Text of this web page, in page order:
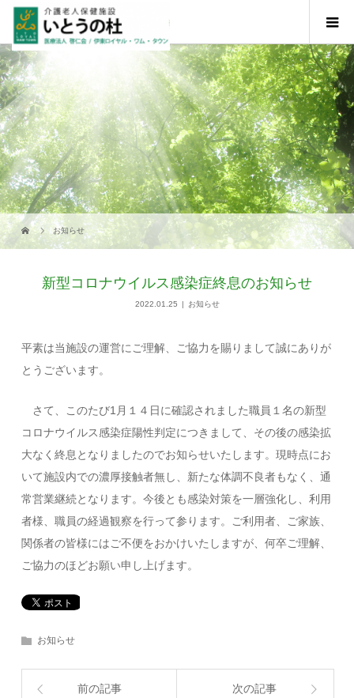
お知らせ
新型コロナウイルス感染症終息のお知らせ
2022.01.25 お知らせ
平素は当施設の運営にご理解、ご協力を賜りまして誠にありが
とうございます。
さて、このたび1月１４日に確認されました職員１名の新型
コロナウイルス感染症陽性判定につきまして、その後の感染拡
大なく終息となりましたのでお知らせいたします。現時点にお
いて施設内での濃厚接触者無し、新たな体調不良者もなく、通
常営業継続となります。今後とも感染対策を一層強化し、利用
者様、職員の経過観察を行って参ります。ご利用者、ご家族、
関係者の皆様にはご不便をおかけいたしますが、何卒ご理解、
ご協力のほどお願い申し上げます。
お知らせ
前の記事 次の記事